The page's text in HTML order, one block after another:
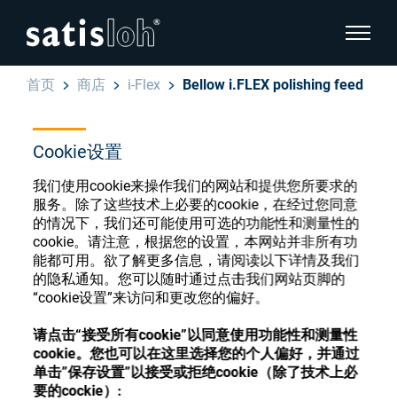
Cookie设置
我们使用cookie来操作我们的网站和提供您所要求的
服务。除了这些技术上必要的cookie，在经过您同意
的情况下，我们还可能使用可选的功能性和测量性的
cookie。请注意，根据您的设置，本网站并非所有功
能都可用。欲了解更多信息，请阅读以下详情及我们
的隐私通知。您可以随时通过点击我们网站页脚的
“cookie设置”来访问和更改您的偏好。
请点击“接受所有cookie”以同意使用功能性和测量性
cookie。您也可以在这里选择您的个人偏好，并通过
单击”保存设置”以接受或拒绝cookie（除了技术上必
要的cockie）:
显示页
汉语
眼镜光学
精密光学
我们是谁
加入我们
English
Deutsch
Español
Français
首页 商店 i-Flex Bellow i.FLEX polishing feed
眼镜光学耗材商店
注册或登录以访问您的帐户，并了解我们的各
种眼镜光学耗材
注册 登录